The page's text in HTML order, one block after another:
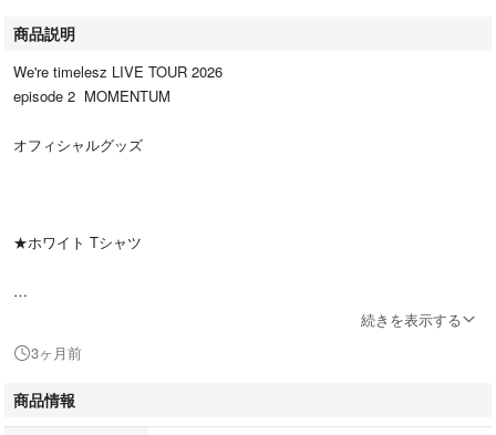
商品説明
We're timelesz LIVE TOUR 2026
episode 2 MOMENTUM
オフィシャルグッズ
★ホワイト Tシャツ
在庫2点
続きを表示する
3ヶ月前
商品情報